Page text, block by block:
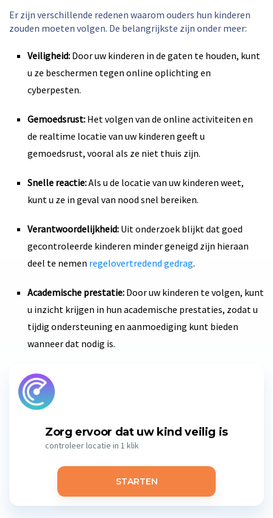
Er zijn verschillende redenen waarom ouders hun kinderen
zouden moeten volgen. De belangrijkste zijn onder meer:
Veiligheid: Door uw kinderen in de gaten te houden, kunt
u ze beschermen tegen online oplichting en
cyberpesten.
Gemoedsrust: Het volgen van de online activiteiten en
de realtime locatie van uw kinderen geeft u
gemoedsrust, vooral als ze niet thuis zijn.
Snelle reactie:Als u de locatie van uw kinderen weet,
kunt u ze in geval van nood snel bereiken.
Verantwoordelijkheid: Uit onderzoek blijkt dat goed
gecontroleerde kinderen minder geneigd zijn hieraan
deel te nemen regelovertredend gedrag.
Academische prestatie: Door uw kinderen te volgen, kunt
u inzicht krijgen in hun academische prestaties, zodat u
tijdig ondersteuning en aanmoediging kunt bieden
wanneer dat nodig is.
Zorg ervoor dat uw kind veilig is
controleer locatie in 1 klik
STARTEN